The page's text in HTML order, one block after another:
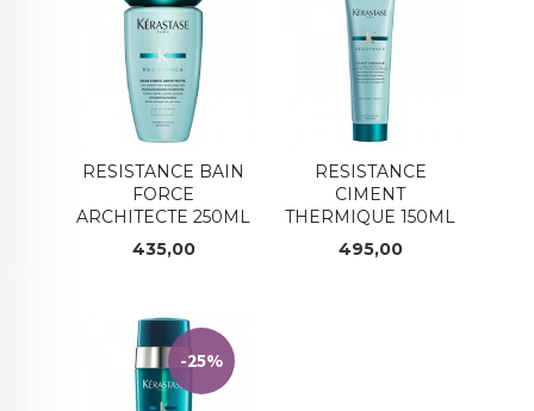
RESISTANCE BAIN
FORCE
ARCHITECTE 250ML
Pris
435,00
RESISTANCE
CIMENT
THERMIQUE 150ML
Pris
495,00
-25%